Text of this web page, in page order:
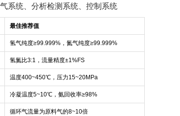
系统、分析检测系统、控制系统
最佳推荐值
氢气纯度≥99.999%，氮气纯度≥99.999%
氢氮比3:1，流量精度±1%FS
温度400~450℃，压力15~20MPa
冷凝温度5~10℃，氨回收率≥98%
循环气流量为原料气的8~10倍